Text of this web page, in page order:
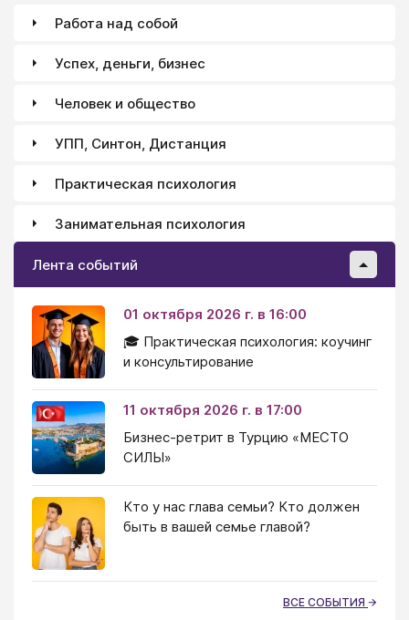
Работа над собой
Успех, деньги, бизнес
Человек и общество
УПП, Синтон, Дистанция
Практическая психология
Занимательная психология
Лента событий
01 октября 2026 г. в 16:00
🎓 Практическая психология: коучинг
и консультирование
11 октября 2026 г. в 17:00
Бизнес-ретрит в Турцию «МЕСТО
СИЛЫ»
Кто у нас глава семьи? Кто должен
быть в вашей семье главой?
ВСЕ СОБЫТИЯ